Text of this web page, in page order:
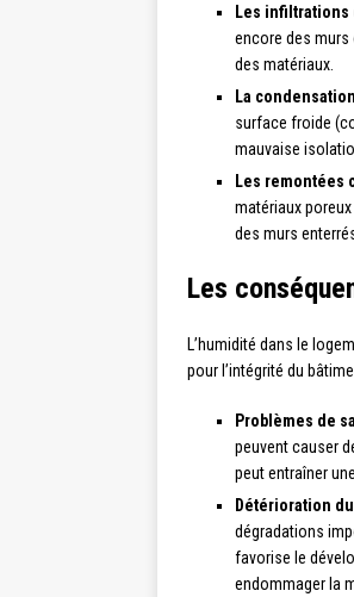
Les infiltrations
encore des murs
des matériaux.
La
surface froide
mauvaise
Les remontées
matériaux
des murs
Les
L’humidité dans le
pour l’intégrité du
Problèmes de
peuvent causer
peut entraîner
Détérioration
dégradations
favorise le
endommager la